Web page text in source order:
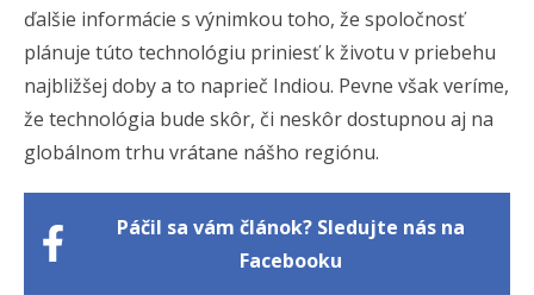
ďalšie informácie s výnimkou toho, že spoločnosť
plánuje túto technológiu priniesť k životu v priebehu
najbližšej doby a to naprieč Indiou. Pevne však veríme,
že technológia bude skôr, či neskôr dostupnou aj na
globálnom trhu vrátane nášho regiónu.
Páčil sa vám článok? Sledujte nás na
Facebooku